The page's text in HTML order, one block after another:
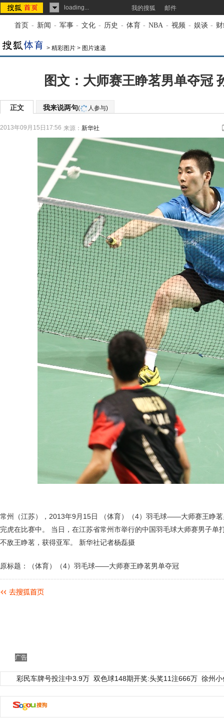
loading... 我的搜狐 邮件
首页 - 新闻 - 军事 - 文化 - 历史 - 体育 - NBA - 视频 - 娱谈 -
> 精彩图片 > 图片速递
图文：大师赛王睁茗男单夺冠
正文 我来说两句( 人参与)
2013年09月15日17:56 来源： 新华社
常州（江苏），2013年9月15日 （体育）（4）羽毛球——大师赛王睁
完虎在比赛中。 当日，在江苏省常州市举行的中国羽毛球大师赛男子单
不敌王睁茗，获得亚军。 新华社记者杨磊摄
原标题：（体育）（4）羽毛球——大师赛王睁茗男单夺冠
广告
彩民车牌号投注中3.9万 双色球148期开奖:头奖11注666万 徐州